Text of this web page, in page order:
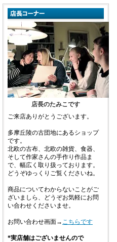
店長のたみこです
ご来店ありがとうございます。
多摩丘陵の古団地にあるショップ
です。
北欧の古布、北欧の雑貨、食器、
そして作家さんの手作り作品ま
で、幅広く取り扱っております。
どうぞゆっくりご覧くださいね。
商品についてわからないことがご
ざいましら、どうぞお気軽にお問
い合わせくださいませ。
お問い合わせ画面→ こちらです
*実店舗はございませんので